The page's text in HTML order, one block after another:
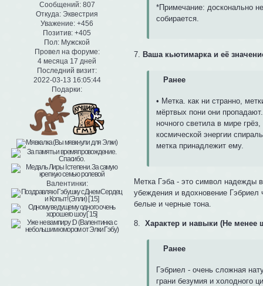
Сообщений:807
Откуда: Эквестрия
Уважение: +456
Позитив: +405
Пол: Мужской
Провел на форуме:
4 месяца 17 дней
Последний визит:
2022-03-13 16:05:44
Подарки:
Валентинки:
*Примечание: досконально
собирается.
7.Ваша кьютимарка и её
Ранее
• Метка. как ни странно,
мёртвых пони они
ночного светила в мире
космической энергии
метка принадлежит ему.
Метка Гэба - это символ надежды
убеждения и вдохновение Гэбриел
белые и черные тона.
8.Характер и навыки (Не менее
Ранее
Гэбриел - очень сложная
грани безумия и холодного